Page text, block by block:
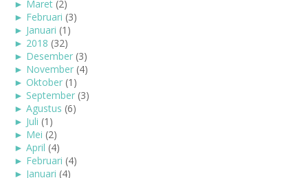
► Maret (2)
► Februari (3)
► Januari (1)
► 2018 (32)
► Desember (3)
► November (4)
► Oktober (1)
► September (3)
► Agustus (6)
► Juli (1)
► Mei (2)
► April (4)
► Februari (4)
► Januari (4)